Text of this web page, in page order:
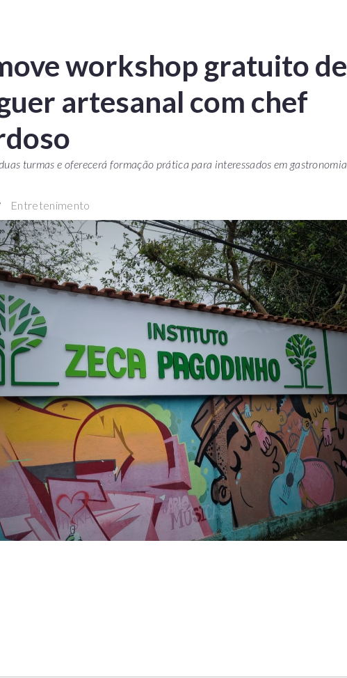
workshop gratuito de
artesanal com chef
turmas e oferecerá formação prática para interessados em gastronomia
Entretenimento